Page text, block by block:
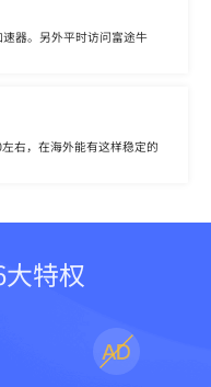
器。另外平时访问富途牛
右，在海外能有这样稳定的
特权